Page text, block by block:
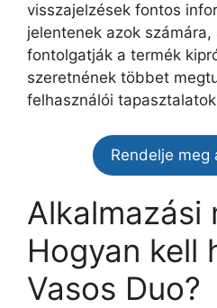
visszajelzések fontos
jelentenek azok
fontolgatják a termék
szeretnének többet
felhasználói
Rendelje meg
Alkalmazási
Hogyan kell
Vasos Duo?